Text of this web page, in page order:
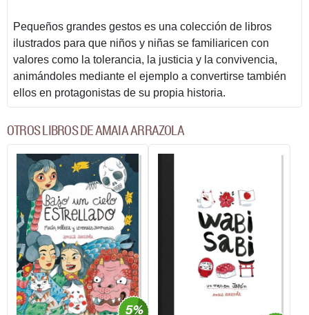
Pequeños grandes gestos es una colección de libros
ilustrados para que niños y niñas se familiaricen con
valores como la tolerancia, la justicia y la convivencia,
animándoles mediante el ejemplo a convertirse también
ellos en protagonistas de su propia historia.
OTROS LIBROS DE AMAIA ARRAZOLA